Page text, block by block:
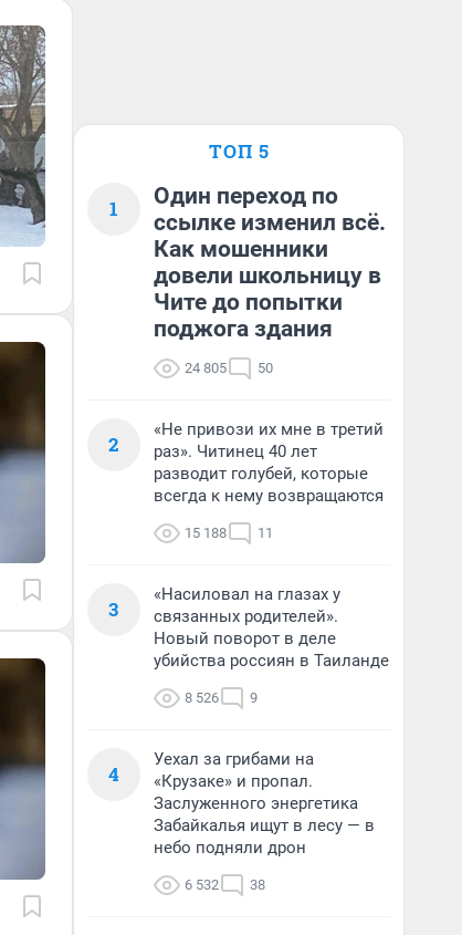
ТОП 5
1
Один переход по
ссылке изменил всё.
Как мошенники
довели школьницу в
Чите до попытки
поджога здания
24 805 50
2
«Не привози их мне в третий
раз». Читинец 40 лет
разводит голубей, которые
всегда к нему возвращаются
15 188 11
3
«Насиловал на глазах у
связанных родителей».
Новый поворот в деле
убийства россиян в Таиланде
8 526 9
4
Уехал за грибами на
«Крузаке» и пропал.
Заслуженного энергетика
Забайкалья ищут в лесу — в
небо подняли дрон
6 532 38